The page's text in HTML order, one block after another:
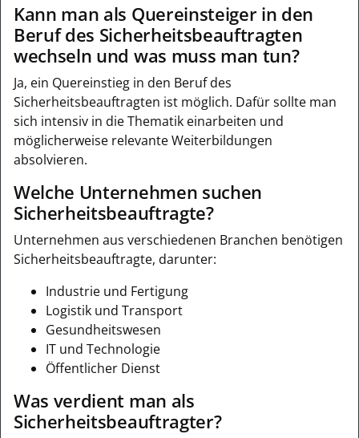
Kann man als Quereinsteiger in den
Beruf des Sicherheitsbeauftragten
wechseln und was muss man tun?
Ja, ein Quereinstieg in den Beruf des
Sicherheitsbeauftragten ist möglich. Dafür sollte man
sich intensiv in die Thematik einarbeiten und
möglicherweise relevante Weiterbildungen
absolvieren.
Welche Unternehmen suchen
Sicherheitsbeauftragte?
Unternehmen aus verschiedenen Branchen benötigen
Sicherheitsbeauftragte, darunter:
Industrie und Fertigung
Logistik und Transport
Gesundheitswesen
IT und Technologie
Öffentlicher Dienst
Was verdient man als
Sicherheitsbeauftragter?